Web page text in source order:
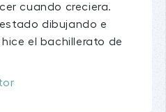
cuando creciera.
dibujando e
el bachillerato de